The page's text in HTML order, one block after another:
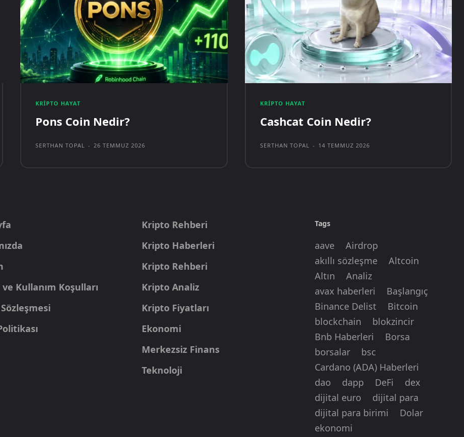
KRIPTO HAYAT
Pons Coin Nedir?
SERTHAN TOPAL - 26 TEMMUZ 2026
KRIPTO HAYAT
Cashcat Coin Nedir?
SERTHAN TOPAL - 14 TEMMUZ 2026
Kullanım Koşulları
Kripto Rehberi
Kripto Haberleri
Kripto Rehberi
Kripto Analiz
Kripto Fiyatları
Ekonomi
Merkezsiz Finans
Teknoloji
Tags
aave
Airdrop
akıllı sözleşme
Altcoin
Altın
Analiz
avax haberleri
Başlangıç
Binance Delist
Bitcoin
blockchain
blokzincir
Bnb Haberleri
Borsa
borsalar
bsc
Cardano (ADA) Haberleri
dao
dapp DeFi
dex
dijital euro
dijital para
dijital para birimi
Dolar
ekonomi